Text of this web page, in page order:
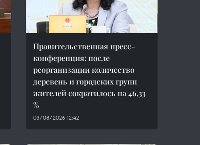
Правительственная пресс-
конференция: после
реорганизации количество
деревень и городских групп
жителей сократилось на 46,33
%
03/08/2026 12:42